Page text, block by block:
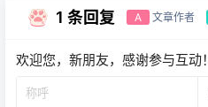
1 条回复 A 文章作者
欢迎您，新朋友，感谢参与互动！